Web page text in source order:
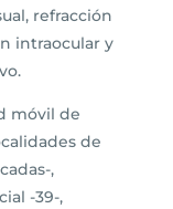
refracción
intraocular y
móvil de
de
,
-39-,